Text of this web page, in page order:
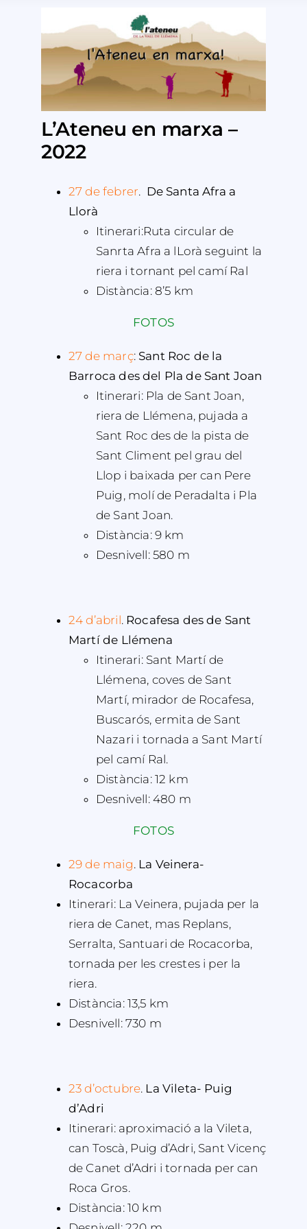
L’Ateneu en marxa –
2022
27 de febrer. De Santa Afra a
Llorà
Itinerari:Ruta circular de
Sanrta Afra a lLorà seguint la
riera i tornant pel camí Ral
Distància: 8’5 km
FOTOS
27 de març: Sant Roc de la
Barroca des del Pla de Sant Joan
Itinerari: Pla de Sant Joan,
riera de Llémena, pujada a
Sant Roc des de la pista de
Sant Climent pel grau del
Llop i baixada per can Pere
Puig, molí de Peradalta i Pla
de Sant Joan.
Distància: 9 km
Desnivell: 580 m
24 d’abril. Rocafesa des de Sant
Martí de Llémena
Itinerari: Sant Martí de
Llémena, coves de Sant
Martí, mirador de Rocafesa,
Buscarós, ermita de Sant
Nazari i tornada a Sant Martí
pel camí Ral.
Distància: 12 km
Desnivell: 480 m
FOTOS
29 de maig. La Veinera-
Rocacorba
Itinerari: La Veinera, pujada per la
riera de Canet, mas Replans,
Serralta, Santuari de Rocacorba,
tornada per les crestes i per la
riera.
Distància: 13,5 km
Desnivell: 730 m
23 d’octubre. La Vileta- Puig
d’Adri
Itinerari: aproximació a la Vileta,
can Toscà, Puig d’Adri, Sant Vicenç
de Canet d’Adri i tornada per can
Roca Gros.
Distància: 10 km